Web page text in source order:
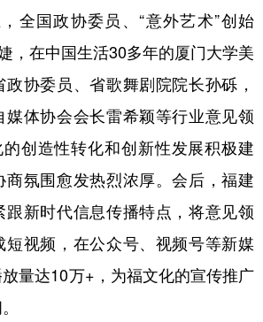
全国政协委员、“意外艺术”创始
，在中国生活30多年的厦门大学美
协委员、省歌舞剧院院长孙砾，
体协会会长雷希颖等行业意见领
的创造性转化和创新性发展积极建
氛围愈发热烈浓厚。会后，福建
新时代信息传播特点，将意见领
视频，在公众号、视频号等新媒
量达10万+，为福文化的宣传推广